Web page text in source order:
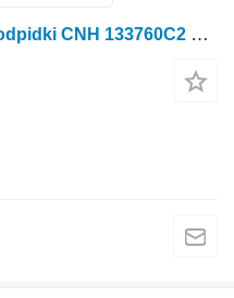
Prokladka GST pod nasos podpidki CNH 133760C2 pour moissonneuse-batteuse Case IH